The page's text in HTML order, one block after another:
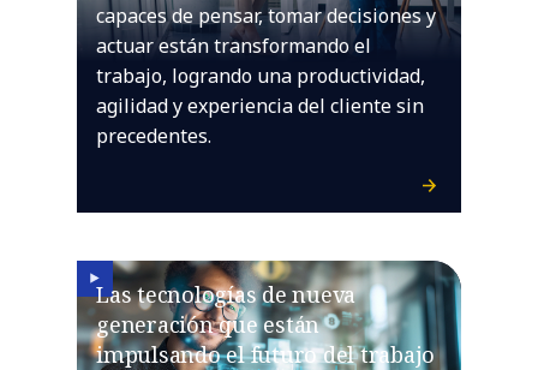
capaces de pensar, tomar decisiones y
actuar están transformando el
trabajo, logrando una productividad,
agilidad y experiencia del cliente sin
precedentes.
Las tecnologías de nueva
generación que están
impulsando el futuro del trabajo